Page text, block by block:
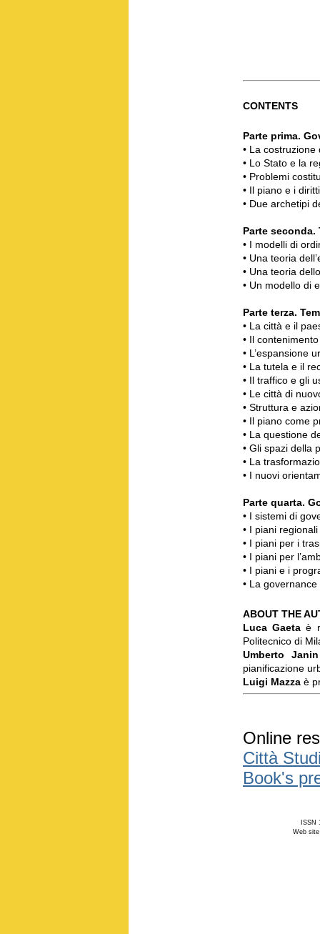
CONTENTS
Parte prima.
• La
• Lo Stato e la
• Problemi
• Il piano e i
• Due archetipi
Parte
• I modelli di
• Una teoria
• Una teoria
• Un modello di
Parte terza.
• La città e il
• Il
• L’espansione
• La tutela e il
• Il traffico e gli
• Le città di
• Struttura e
• Il piano come
• La questione
• Gli spazi della
• La
• I nuovi
Parte quarta.
• I sistemi di
• I piani
• I piani per i
• I piani per
• I piani e i
• La
ABOUT THE
Luca Gaeta è
Politecnico di
Umberto
pianificazione
Luigi Mazza è
Online
Città
Book's
ISSN
Web